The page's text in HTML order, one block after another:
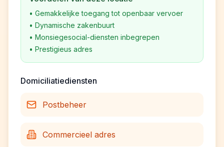
• Gemakkelijke toegang tot openbaar vervoer
• Dynamische zakenbuurt
• Monsiegesocial-diensten inbegrepen
• Prestigieus adres
Domiciliatiediensten
Postbeheer
Commercieel adres